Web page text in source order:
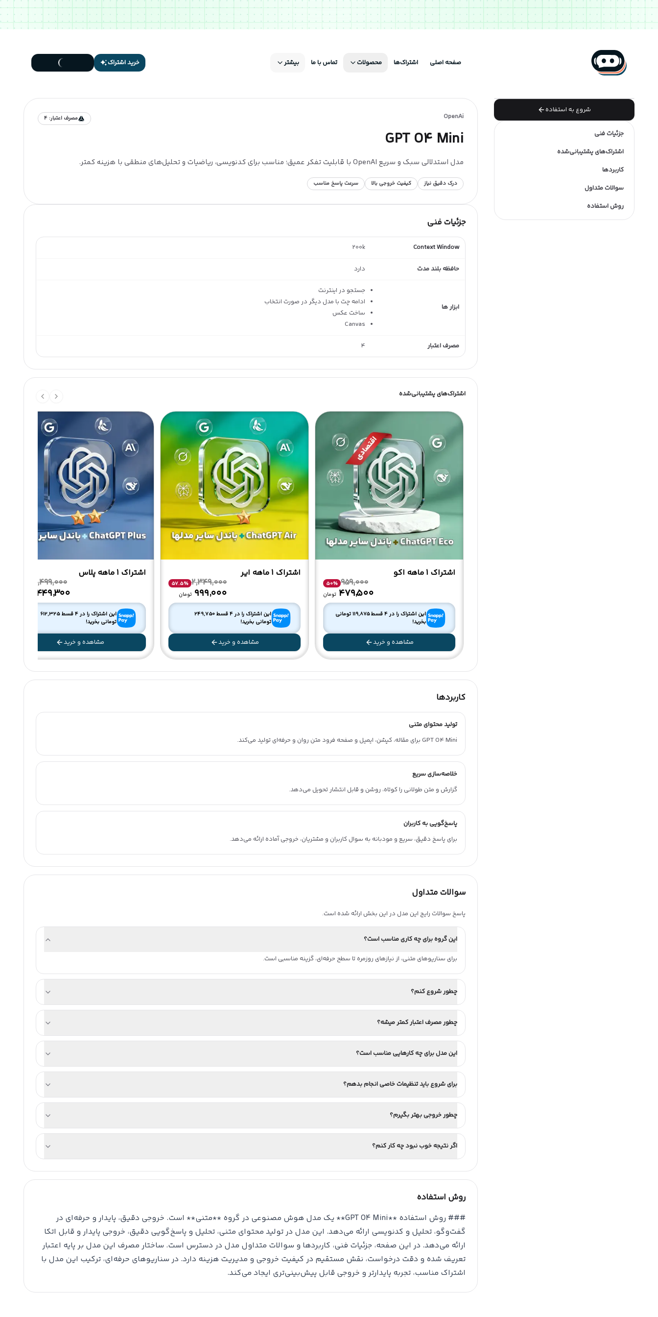
صفحه اصلی اشتراک‌ها محصولات تماس با ما بیشتر خرید اشتراک
شروع به استفاده
جزئیات فنی
اشتراک‌های پشتیبانی‌شده
کاربردها
سوالات متداول
روش استفاده
OpenAi مصرف اعتبار: 4
GPT O4 Mini
مدل استدلالی سبک و سریع OpenAI با قابلیت تفکر عمیق؛ مناسب برای کدنویسی، ریاضیات و تحلیل‌های منطقی با هزینه کمتر.
درک دقیق نیاز کیفیت خروجی بالا سرعت پاسخ مناسب
جزئیات فنی
Context Window
200k
حافظه بلند مدت دارد
ابزار ها
جستجو در اینترنت
ادامه چت با مدل دیگر در صورت انتخاب
ساخت عکس
Canvas
مصرف اعتبار 4
اشتراک‌های پشتیبانی‌شده
اشتراک 1 ماهه اکو
959,000
50%
۴۷۹٬۵۰۰ تومان
این اشتراک را در 4 قسط 119,875تومانی
بخرید!
مشاهده و خرید
اشتراک 1 ماهه ایر
2,349,000
57.5%
۹۹۹٬۰۰۰ تومان
این اشتراک را در 4 قسط
249,750
تومانی بخرید!
مشاهده و خرید
اشتراک 1 ماهه پلاس
3,499,000
۲٬۴۴۹٬۳۰۰
این اشتراک را در 4 قسط
612,325
تومانی بخرید!
مشاهده و خرید
کاربردها
تولید محتوای متنی
GPT O4 Mini برای مقاله، کپشن، ایمیل و صفحه فرود متن روان و حرفه‌ای تولید می‌کند.
خلاصه‌سازی سریع
گزارش و متن طولانی را کوتاه، روشن و قابل انتشار تحویل می‌دهد.
پاسخ‌گویی به کاربران
برای پاسخ دقیق، سریع و مودبانه به سوال کاربران و مشتریان، خروجی آماده ارائه می‌دهد.
سوالات متداول
پاسخ سوالات رایج این مدل در این بخش ارائه شده است.
این گروه برای چه کاری مناسب است؟
برای سناریوهای متنی، از نیازهای روزمره تا سطح حرفه‌ای، گزینه مناسبی است.
چطور شروع کنم؟
چطور مصرف اعتبار کمتر میشه؟
این مدل برای چه کارهایی مناسب است؟
برای شروع باید تنظیمات خاصی انجام بدهم؟
چطور خروجی بهتر بگیرم؟
اگر نتیجه خوب نبود چه کار کنم؟
روش استفاده
### روش استفاده **GPT O4 Mini** یک مدل هوش مصنوعی در گروه **متنی** است. خروجی دقیق، پایدار و حرفه‌ای در
گفت‌وگو، تحلیل و کدنویسی ارائه می‌دهد. این مدل در تولید محتوای متنی، تحلیل و پاسخ‌گویی دقیق، خروجی پایدار و قابل اتکا
ارائه می‌دهد. در این صفحه، جزئیات فنی، کاربردها و سوالات متداول مدل در دسترس است. ساختار مصرف این مدل بر پایه اعتبار
تعریف شده و دقت درخواست، نقش مستقیم در کیفیت خروجی و مدیریت هزینه دارد. در سناریوهای حرفه‌ای، ترکیب این مدل با
اشتراک مناسب، تجربه پایدارتر و خروجی قابل پیش‌بینی‌تری ایجاد می‌کند.